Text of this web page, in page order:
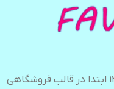
فروشگاه اینترنتی فیواستور در سال ۱۳۹۸ ابتدا در قالب فروشگاهی